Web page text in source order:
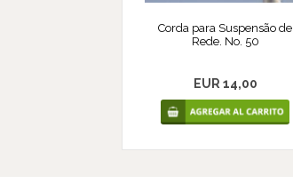
Corda para Suspensão de
Rede. No. 50
EUR 14,00